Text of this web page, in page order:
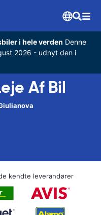
i hele verden Denne
2026 - udnyt den i
Af Bil
kendte leverandører